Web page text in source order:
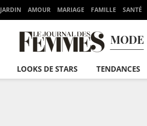
JARDIN AMOUR MARIAGE FAMILLE SANTÉ
MODE
LOOKS DE STARS TENDANCES